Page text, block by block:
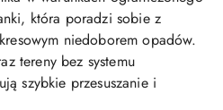
która poradzi sobie z
niedoborem opadów.
tereny bez systemu
szybkie przesuszanie i